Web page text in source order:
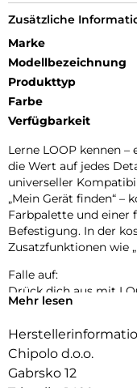
Zusätzliche
Marke
Modellbezeichnung
Produkttyp
Farbe
Verfügbarkeit
Lerne LOOP kennen
die Wert auf jedes
universeller
„Mein Gerät finden“
Farbpalette und einer
Befestigung. In der
Zusatzfunktionen wie
Falle auf:
Drück dich aus mit
Pastell- und
Einfach aufladen:
LOOP wurde für
Mehr lesen
Chipolo d.o.o.
Gabrsko 12